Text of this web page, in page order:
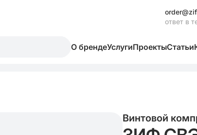
ответ в
О брендеУслугиПроектыСтатьи
Винтовой